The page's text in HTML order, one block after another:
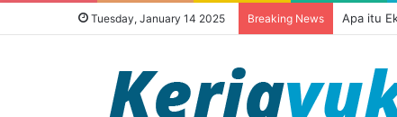
Tuesday, January 14 2025 Breaking News Apa itu